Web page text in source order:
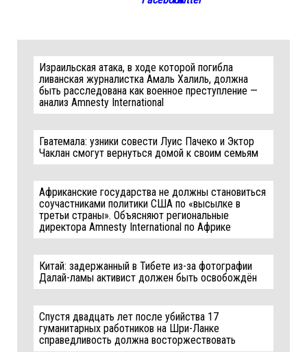
Израильская атака, в ходе которой погибла
ливанская журналистка Амаль Халиль, должна
быть расследована как военное преступление —
анализ Amnesty International
Гватемала: узники совести Луис Пачеко и Эктор
Чаклан смогут вернуться домой к своим семьям
Африканские государства не должны становиться
соучастниками политики США по «высылке в
третьи страны». Объясняют региональные
директора Amnesty International по Африке
Китай: задержанный в Тибете из-за фотографии
Далай-ламы активист должен быть освобождён
Спустя двадцать лет после убийства 17
гуманитарных работников на Шри-Ланке
справедливость должна восторжествовать